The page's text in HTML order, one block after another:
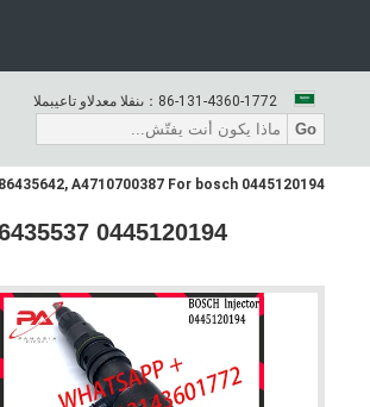
المبيعات والدعم الفنى： 86-131-4360-1772
Go
0445120194 Diesel Common Rail Fuel Injector 0445120195 0986435537 0986435642, A4710700387 For bosch